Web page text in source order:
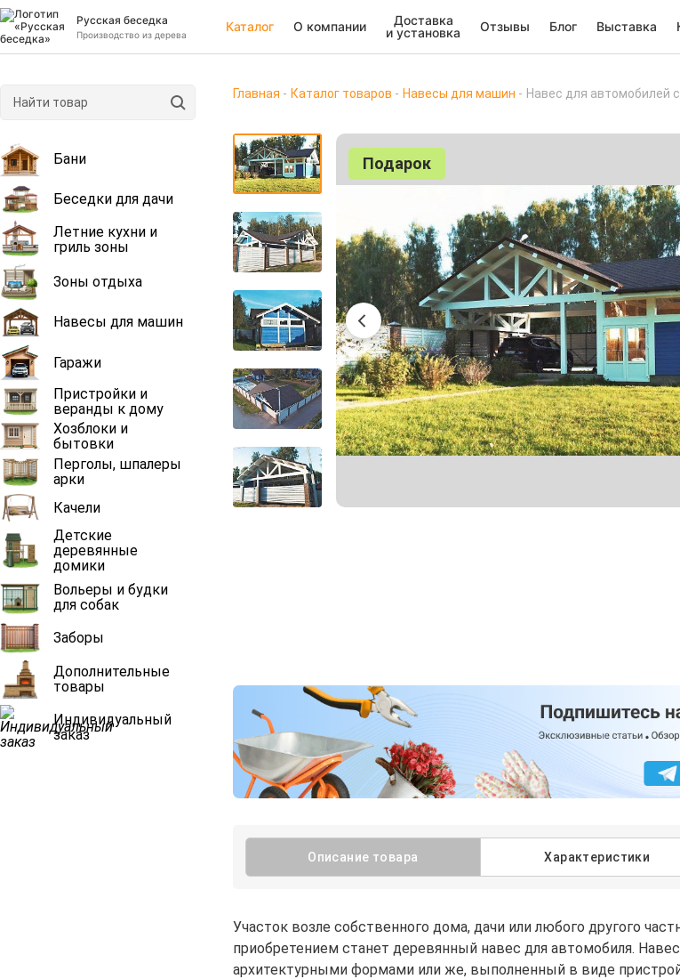
Русская беседка
Производство из дерева
Каталог О компании
Доставка
и установка
Отзывы Блог Выставка
Бани
Беседки для дачи
Летние кухни и
гриль зоны
Зоны отдыха
Навесы для машин
Гаражи
Пристройки и
веранды к дому
Хозблоки и
бытовки
Перголы, шпалеры
арки
Качели
Детские
деревянные
домики
Вольеры и будки
для собак
Заборы
Дополнительные
товары
Индивидуальный
заказ
Главная Каталог товаров Навесы для машин Навес для автомобилей
Подарок
Описание товара Характеристики
Участок возле собственного дома, дачи или любого другого
приобретением станет деревянный навес для автомобиля.
архитектурными формами или же, выполненный в виде